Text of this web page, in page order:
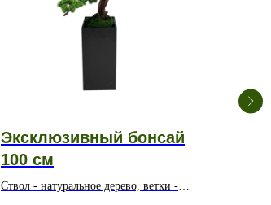
Эксклюзивный бонсай
100 см
Ствол - натуральное дерево, ветки -